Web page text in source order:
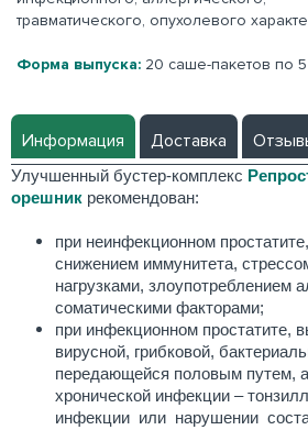
травматического, опухолевого
Форма выпуска: 20 саше-пакетов по 5
Информация Доставка
Улучшенный бустер-комплекс
орешник рекомендован:
при неинфекционном
снижением иммунитета,
нагрузками, злоупотреблением
соматическими факторами;
при инфекционном простатите,
вирусной, грибковой,
передающейся половым путем,
хронической инфекции –
инфекции или нарушении